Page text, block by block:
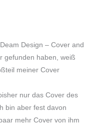
Design – Cover and
gefunden haben, weiß
meiner Cover
nur das Cover des
bin aber fest davon
mehr Cover von ihm